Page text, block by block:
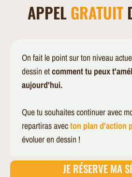
APPELGRATUIT
On fait le point sur ton niveau
dessin etcomment tu peux
aujourd'hui.
Que tu souhaites continuer avec
repartiras avecton plan d'action
évoluer en dessin !
JE RÉSERVE MA